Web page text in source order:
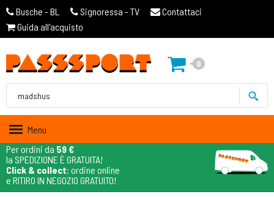
Busche - BL Signoressa - TV
Contattaci
Guida all'acquisto
0
Menu
Per ordini da 59 €
la SPEDIZIONE È GRATUITA!
Click & collect: ordine online
e RITIRO IN NEGOZIO GRATUITO!